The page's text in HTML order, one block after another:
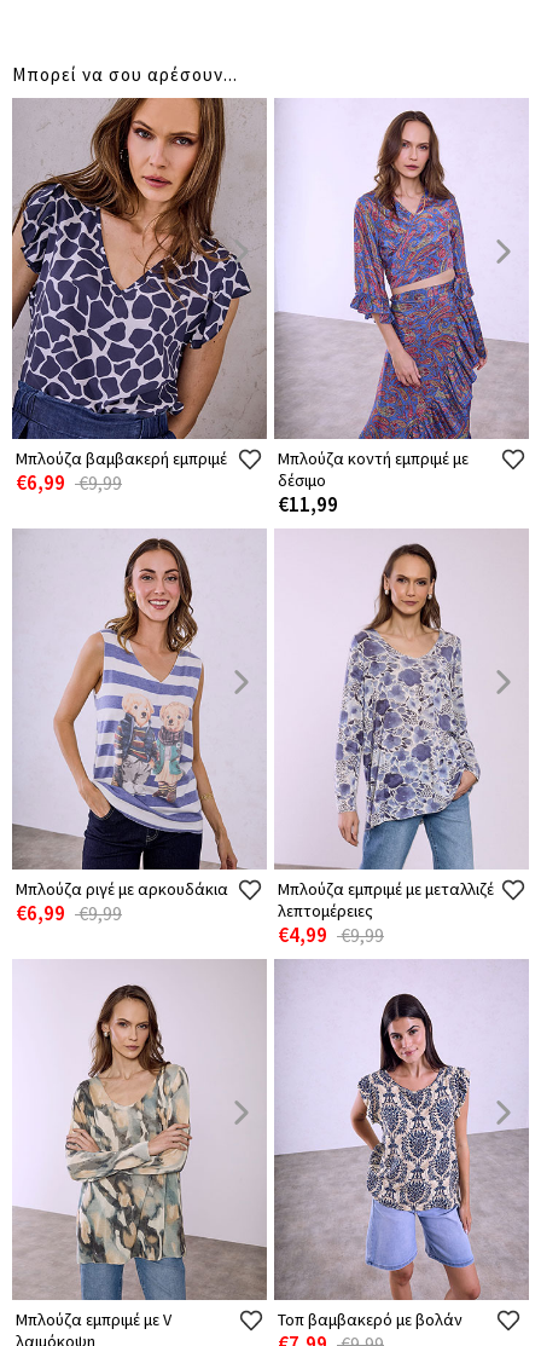
Μπορεί να σου αρέσουν...
Μπλούζα βαμβακερή εμπριμέ
€6,99 €9,99
Μπλούζα κοντή εμπριμέ με
δέσιμο
€11,99
Μπλούζα ριγέ με αρκουδάκια
€6,99 €9,99
Μπλούζα εμπριμέ με μεταλλιζέ
λεπτομέρειες
€4,99 €9,99
Μπλούζα εμπριμέ με V
λαιμόκοψη
Τοπ βαμβακερό με βολάν